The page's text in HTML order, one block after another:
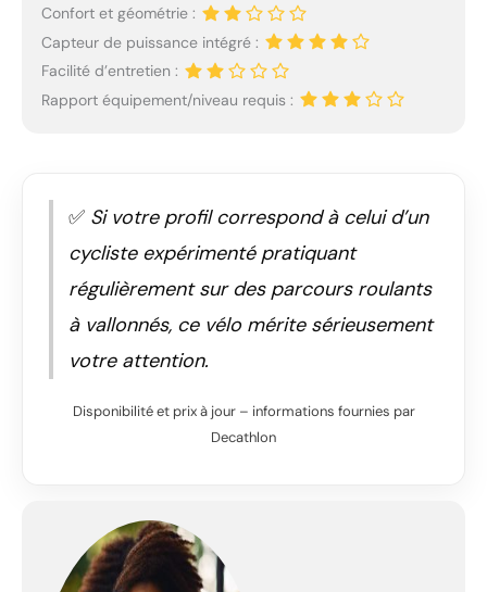
Confort et géométrie :
Capteur de puissance intégré :
Facilité d’entretien :
Rapport équipement/niveau requis :
✅ Si votre profil correspond à celui d’un
cycliste expérimenté pratiquant
régulièrement sur des parcours roulants
à vallonnés, ce vélo mérite sérieusement
votre attention.
Disponibilité et prix à jour – informations fournies par
Decathlon